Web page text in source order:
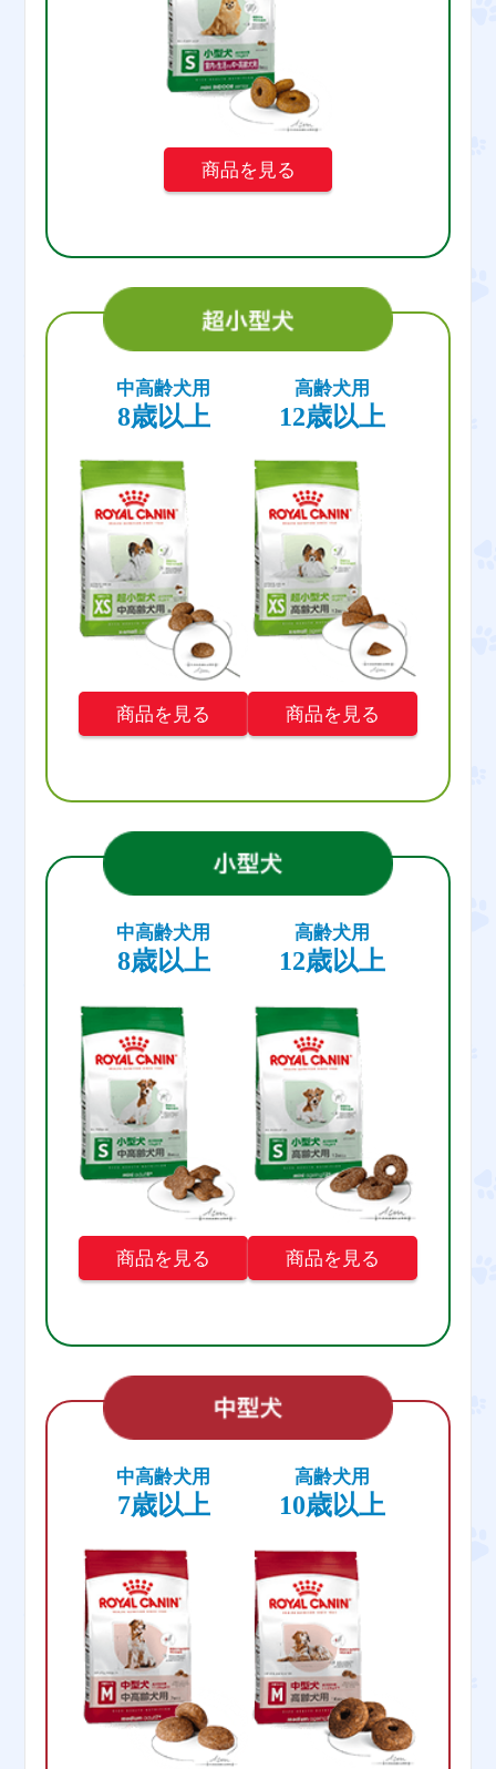
商品を見る
中高齢犬用
8歳以上
商品を見る
高齢犬用
12歳以上
商品を見る
中高齢犬用
8歳以上
商品を見る
高齢犬用
12歳以上
商品を見る
中高齢犬用
7歳以上
高齢犬用
10歳以上